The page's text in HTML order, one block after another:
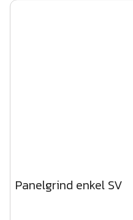
Panelgrind enkel SV